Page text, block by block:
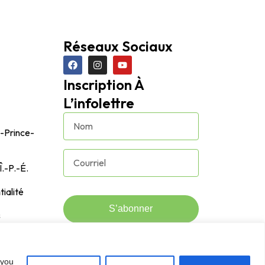
Prince-
P.-É.
Réseaux Sociaux
Inscription À
L’infolettre
S’abonner